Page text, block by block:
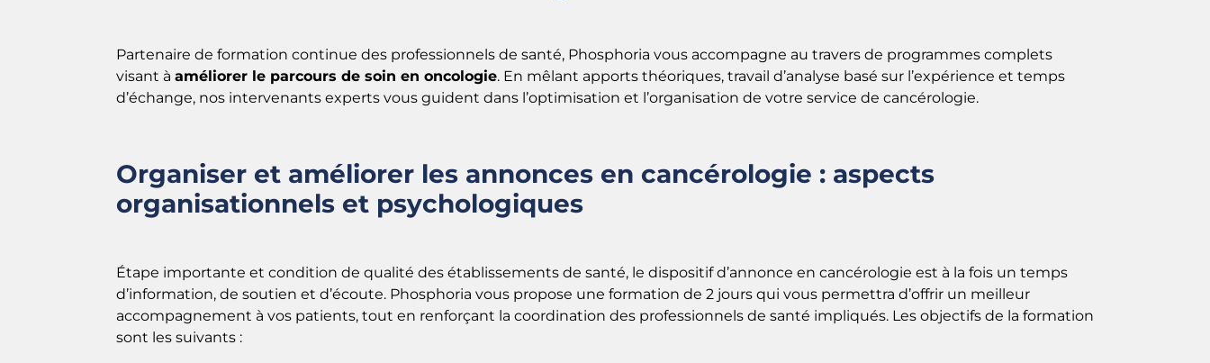
Partenaire de formation continue des professionnels de santé, Phosphoria vous accompagne au travers de programmes complets
visant à améliorer le parcours de soin en oncologie. En mêlant apports théoriques, travail d’analyse basé sur l’expérience et temps
d’échange, nos intervenants experts vous guident dans l’optimisation et l’organisation de votre service de cancérologie.
Organiser et améliorer les annonces en cancérologie : aspects
organisationnels et psychologiques
Étape importante et condition de qualité des établissements de santé, le dispositif d’annonce en cancérologie est à la fois un temps
d’information, de soutien et d’écoute. Phosphoria vous propose une formation de 2 jours qui vous permettra d’offrir un meilleur
accompagnement à vos patients, tout en renforçant la coordination des professionnels de santé impliqués. Les objectifs de la formation
sont les suivants :